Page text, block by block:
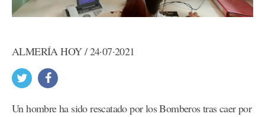
ALMERÍA HOY / 24·07·2021
Un hombre ha sido rescatado por los Bomberos tras caer por